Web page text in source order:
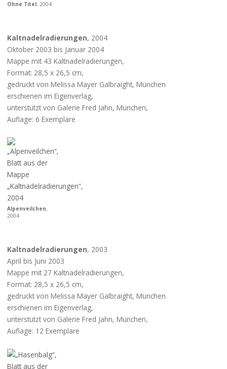
Ohne Titel, 2004
Kaltnadelradierungen, 2004
Oktober 2003 bis Januar 2004
Mappe mit 43 Kaltnadelradierungen,
Format: 28,5 x 26,5 cm,
gedruckt von Melissa Mayer Galbraight, München
erschienen im Eigenverlag,
unterstützt von Galerie Fred Jahn, München,
Auflage: 6 Exemplare
Alpenveilchen,
2004
Kaltnadelradierungen, 2003
April bis Juni 2003
Mappe mit 27 Kaltnadelradierungen,
Format: 28,5 x 26,5 cm,
gedruckt von Melissa Mayer Galbraight, München
erschienen im Eigenverlag,
unterstützt von Galerie Fred Jahn, München,
Auflage: 12 Exemplare